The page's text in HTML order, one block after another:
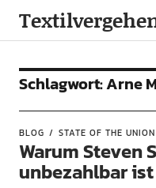
Schlagwort:Arne
BLOG STATE OF THE UNION
Warum Steven
unbezahlbar ist